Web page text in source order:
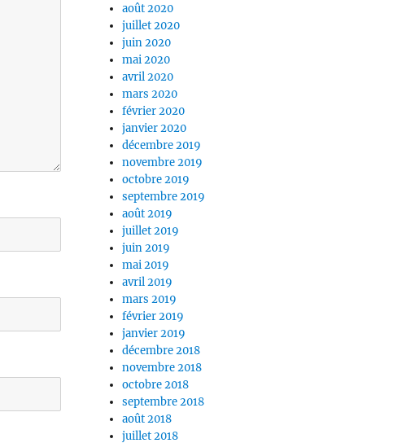
août 2020
juillet 2020
juin 2020
mai 2020
avril 2020
mars 2020
février 2020
janvier 2020
décembre 2019
novembre 2019
octobre 2019
septembre 2019
août 2019
juillet 2019
juin 2019
mai 2019
avril 2019
mars 2019
février 2019
janvier 2019
décembre 2018
novembre 2018
octobre 2018
septembre 2018
août 2018
juillet 2018